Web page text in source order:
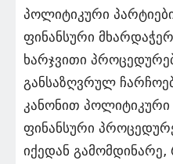
პოლიტიკური
ფინანსური
ხარჯვითი
განსაზღვრულ
კანონით პოლიტიკური
ფინანსური
იქედან